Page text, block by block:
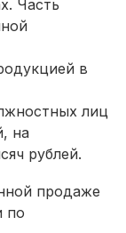
Часть
в
лиц
на
рублей.
продаже
по